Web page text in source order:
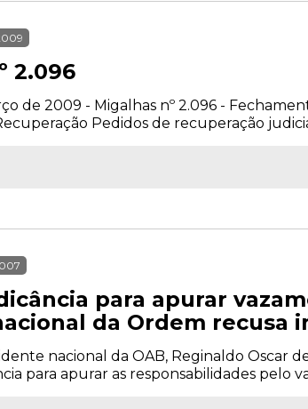
2.096
de 2009 - Migalhas nº 2.096 -
Pedidos de recuperação
para apurar
da Ordem recusa
nacional da OAB, Reginaldo Oscar
para apurar as responsabilidades pelo